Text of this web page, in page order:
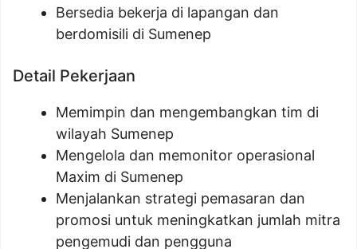
Bersedia bekerja di lapangan dan
berdomisili di Sumenep
Detail Pekerjaan
Memimpin dan mengembangkan tim di
wilayah Sumenep
Mengelola dan memonitor operasional
Maxim di Sumenep
Menjalankan strategi pemasaran dan
promosi untuk meningkatkan jumlah mitra
pengemudi dan pengguna